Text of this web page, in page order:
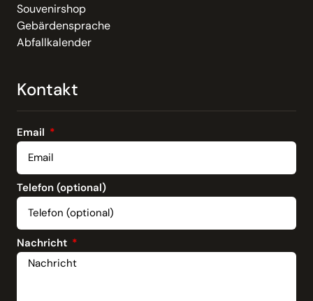
Souvenirshop
Gebärdensprache
Abfallkalender
Kontakt
Email
Telefon (optional)
Nachricht